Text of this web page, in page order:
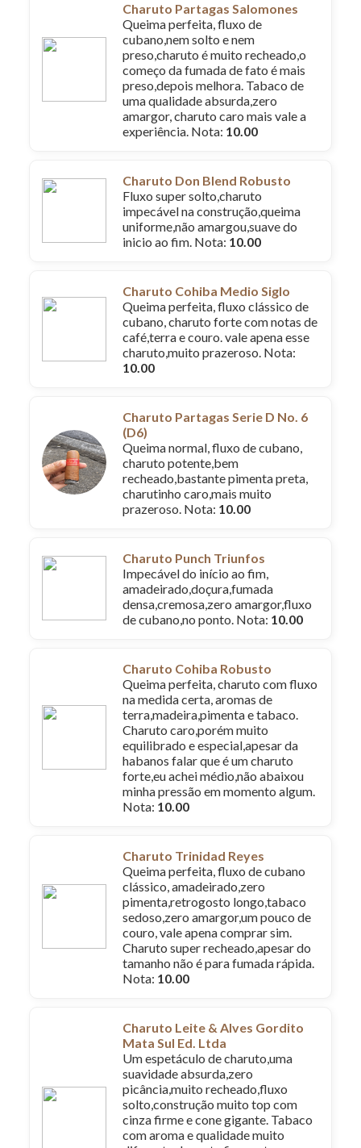
Charuto Partagas Salomones
Queima perfeita, fluxo de
cubano,nem solto e nem
preso,charuto é muito recheado,o
começo da fumada de fato é mais
preso,depois melhora. Tabaco de
uma qualidade absurda,zero
amargor, charuto caro mais vale a
experiência. Nota: 10.00
Charuto Don Blend Robusto
Fluxo super solto,charuto
impecável na construção,queima
uniforme,não amargou,suave do
inicio ao fim. Nota: 10.00
Charuto Cohiba Medio Siglo
Queima perfeita, fluxo clássico de
cubano, charuto forte com notas de
café,terra e couro. vale apena esse
charuto,muito prazeroso. Nota:
10.00
Charuto Partagas Serie D No. 6
(D6)
Queima normal, fluxo de cubano,
charuto potente,bem
recheado,bastante pimenta preta,
charutinho caro,mais muito
prazeroso. Nota: 10.00
Charuto Punch Triunfos
Impecável do início ao fim,
amadeirado,doçura,fumada
densa,cremosa,zero amargor,fluxo
de cubano,no ponto. Nota: 10.00
Charuto Cohiba Robusto
Queima perfeita, charuto com fluxo
na medida certa, aromas de
terra,madeira,pimenta e tabaco.
Charuto caro,porém muito
equilibrado e especial,apesar da
habanos falar que é um charuto
forte,eu achei médio,não abaixou
minha pressão em momento algum.
Nota: 10.00
Charuto Trinidad Reyes
Queima perfeita, fluxo de cubano
clássico, amadeirado,zero
pimenta,retrogosto longo,tabaco
sedoso,zero amargor,um pouco de
couro, vale apena comprar sim.
Charuto super recheado,apesar do
tamanho não é para fumada rápida.
Nota: 10.00
Charuto Leite & Alves Gordito
Mata Sul Ed. Ltda
Um espetáculo de charuto,uma
suavidade absurda,zero
picância,muito recheado,fluxo
solto,construção muito top com
cinza firme e cone gigante. Tabaco
com aroma e qualidade muito